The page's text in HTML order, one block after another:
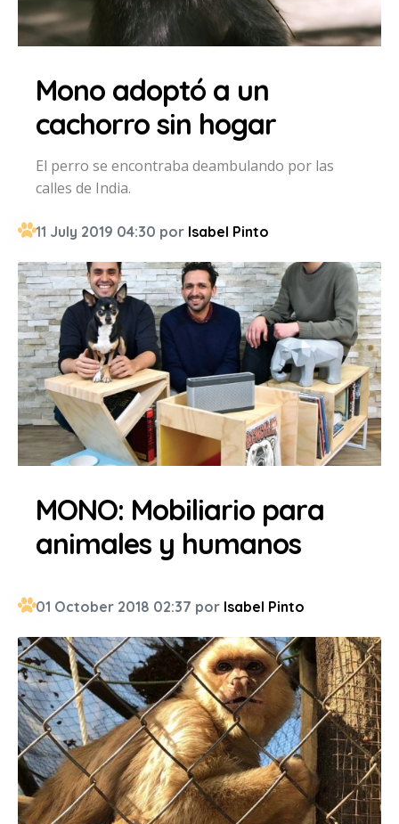
Mono adoptó a un
cachorro sin hogar
El perro se encontraba deambulando por las
calles de India.
11 July 2019 04:30 por Isabel Pinto
MONO: Mobiliario para
animales y humanos
01 October 2018 02:37 por Isabel Pinto